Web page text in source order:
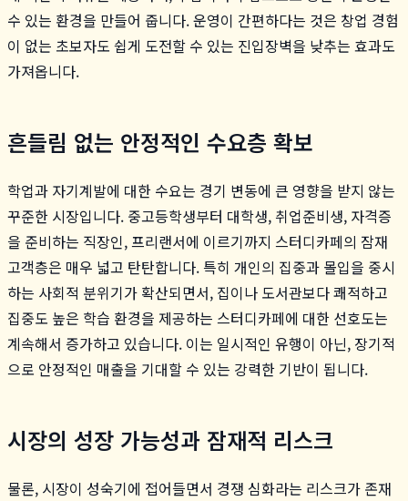
수 있는 환경을 만들어 줍니다. 운영이 간편하다는 것은 창업 경험
이 없는 초보자도 쉽게 도전할 수 있는 진입장벽을 낮추는 효과도
가져옵니다.
흔들림 없는 안정적인 수요층 확보
학업과 자기계발에 대한 수요는 경기 변동에 큰 영향을 받지 않는
꾸준한 시장입니다. 중고등학생부터 대학생, 취업준비생, 자격증
을 준비하는 직장인, 프리랜서에 이르기까지 스터디카페의 잠재
고객층은 매우 넓고 탄탄합니다. 특히 개인의 집중과 몰입을 중시
하는 사회적 분위기가 확산되면서, 집이나 도서관보다 쾌적하고
집중도 높은 학습 환경을 제공하는 스터디카페에 대한 선호도는
계속해서 증가하고 있습니다. 이는 일시적인 유행이 아닌, 장기적
으로 안정적인 매출을 기대할 수 있는 강력한 기반이 됩니다.
시장의 성장 가능성과 잠재적 리스크
물론, 시장이 성숙기에 접어들면서 경쟁 심화라는 리스크가 존재